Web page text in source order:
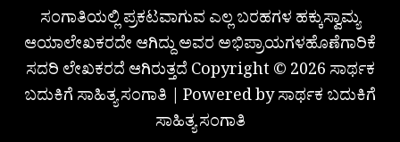
ಸಂಗಾತಿಯಲ್ಲಿ ಪ್ರಕಟವಾಗುವ ಎಲ್ಲ ಬರಹಗಳ ಹಕ್ಕುಸ್ವಾಮ್ಯ
ಆಯಾಲೇಖಕರದೇ ಆಗಿದ್ದು ಅವರ ಅಭಿಪ್ರಾಯಗಳಹೊಣೆಗಾರಿಕೆ
ಸದರಿ ಲೇಖಕರದೆ ಆಗಿರುತ್ತದೆ Copyright © 2026 ಸಾರ್ಥಕ
ಬದುಕಿಗೆ ಸಾಹಿತ್ಯ ಸಂಗಾತಿ | Powered by ಸಾರ್ಥಕ ಬದುಕಿಗೆ
ಸಾಹಿತ್ಯ ಸಂಗಾತಿ